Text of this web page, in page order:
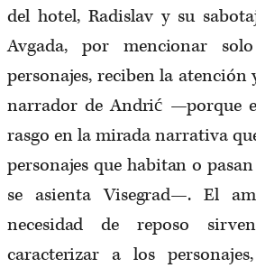
del hotel, Radislav y su
Avgada, por mencionar
personajes, reciben la atención
narrador de Andrić —porque
rasgo en la mirada narrativa
personajes que habitan o
se asienta Visegrad—. El
necesidad de reposo
caracterizar a los